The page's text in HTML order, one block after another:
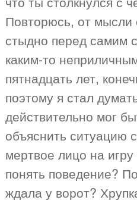
Повторюсь, от мысли
стыдно перед самим
каким-то
пятнадцать лет,
поэтому я стал
действительно мог
объяснить ситуацию
мертвое лицо на
понять поведение?
ждала у ворот?